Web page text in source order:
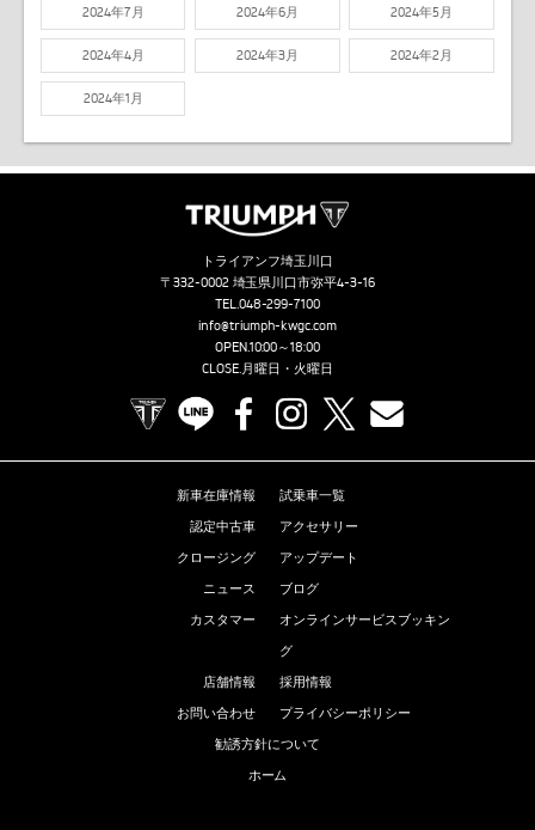
2024年7月 2024年6月 2024年5月
2024年4月 2024年3月 2024年2月
2024年1月
トライアンフ埼玉川口
〒332-0002 埼玉県川口市弥平4-3-16
TEL.048-299-7100
info@triumph-kwgc.com
OPEN.10:00～18:00
CLOSE.月曜日・火曜日
TRIUMPH OFFICIAL SITE
LINE FacebookInstagram
新車在庫情報
試乗車一覧
認定中古車
アクセサリー
クロージング
アップデート
ニュース
ブログ
カスタマー
オンラインサービスブッキン
グ
店舗情報
採用情報
お問い合わせ
プライバシーポリシー
勧誘方針について
ホーム